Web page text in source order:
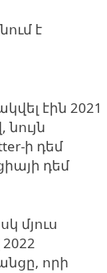
է
էին 2021
ի դեմ
դեմ
մյուս
որի